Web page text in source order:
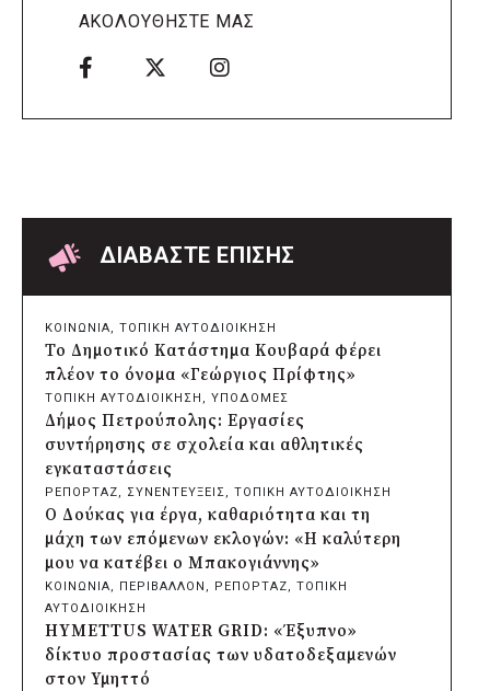
πριν από μία μέρα
Δήμος Ελληνικού – Αργυρούπολης για το
Seoul Smart City Prize 2026
δίκτυο ηλεκτροφωτισμού
πριν από μία μέρα
Δήμος Πατρέων: Αντικατάσταση
φωτιστικών μετά τη λεηλασία στο έλος
της Αγυιάς
πριν από μία μέρα
Δήμος Σαρωνικού: Βανδάλισαν το
εκκλησάκι της Μεταμόρφωσης του
Σωτήρος
πριν από μία μέρα
Περιφέρεια Αττικής: Έξι συμπεράσματα
για την ψηφιακή μετάβαση των
επιχειρήσεων
πριν από μία μέρα
Δήμος Σαρωνικού και ΑΡΧΕΛΩΝ
ενημερώνουν τους λουόμενους για τη
συνύπαρξη με τις θαλάσσιες χελώνες
πριν από μία μέρα
Δήμος Κυθήρων: Απαγόρευση πρόσβασης
ΑΚΟΛΟΥΘΗΣΤΕ ΜΑΣ
ΔΙΑΒΑΣΤΕ ΕΠΙΣΗΣ
ΚΟΙΝΩΝΙΑ, ΤΟΠΙΚΗ ΑΥΤΟΔΙΟΙΚΗΣΗ
Το Δημοτικό Κατάστημα Κουβαρά φέρει
πλέον το όνομα «Γεώργιος Πρίφτης»
ΤΟΠΙΚΗ ΑΥΤΟΔΙΟΙΚΗΣΗ , ΥΠΟΔΟΜΕΣ
Δήμος Πετρούπολης: Εργασίες
συντήρησης σε σχολεία και αθλητικές
εγκαταστάσεις
ΡΕΠΟΡΤΑΖ, ΣΥΝΕΝΤΕΥΞΕΙΣ, ΤΟΠΙΚΗ ΑΥΤΟΔΙΟΙΚΗΣΗ
Ο Δούκας για έργα, καθαριότητα και τη
μάχη των επόμενων εκλογών: «Η καλύτερη
μου να κατέβει ο Μπακογιάννης»
ΚΟΙΝΩΝΙΑ, ΠΕΡΙΒΑΛΛΟΝ , ΡΕΠΟΡΤΑΖ, ΤΟΠΙΚΗ
ΑΥΤΟΔΙΟΙΚΗΣΗ
HYMETTUS WATER GRID: «Έξυπνο»
δίκτυο προστασίας των υδατοδεξαμενών
στον Υμηττό